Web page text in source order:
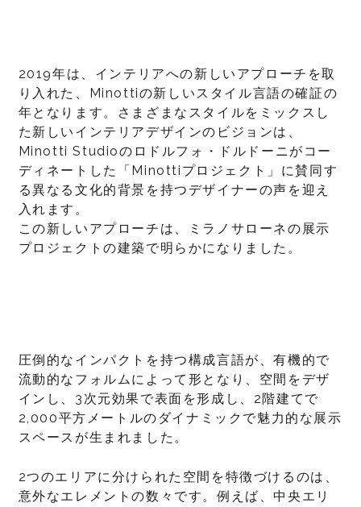
2019年は、インテリアへの新しいアプローチを取
り入れた、Minottiの新しいスタイル言語の確証の
年となります。さまざまなスタイルをミックスし
た新しいインテリアデザインのビジョンは、
Minotti Studioのロドルフォ・ドルドーニがコー
ディネートした「Minottiプロジェクト」に賛同す
る異なる文化的背景を持つデザイナーの声を迎え
入れます。
この新しいアプローチは、ミラノサローネの展示
プロジェクトの建築で明らかになりました。
圧倒的なインパクトを持つ構成言語が、有機的で
流動的なフォルムによって形となり、空間をデザ
インし、3次元効果で表面を形成し、2階建てで
2,000平方メートルのダイナミックで魅力的な展示
スペースが生まれました。
2つのエリアに分けられた空間を特徴づけるのは、
意外なエレメントの数々です。例えば、中央エリ